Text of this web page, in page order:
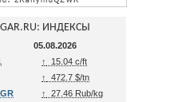
ИНДЕКСЫ
05.08.2026
↑
15.04 c/ft
↑
472.7 $/tn
↑
27.46 Rub/kg